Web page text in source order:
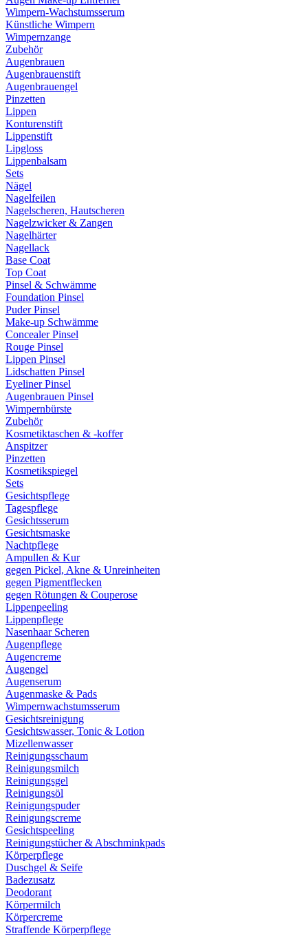
Wimpern-Wachstumsserum
Künstliche Wimpern
Wimpernzange
Zubehör
Augenbrauen
Augenbrauenstift
Augenbrauengel
Pinzetten
Lippen
Konturenstift
Lippenstift
Lipgloss
Lippenbalsam
Sets
Nägel
Nagelfeilen
Nagelscheren, Hautscheren
Nagelzwicker & Zangen
Nagelhärter
Nagellack
Base Coat
Top Coat
Pinsel & Schwämme
Foundation Pinsel
Puder Pinsel
Make-up Schwämme
Concealer Pinsel
Rouge Pinsel
Lippen Pinsel
Lidschatten Pinsel
Eyeliner Pinsel
Augenbrauen Pinsel
Wimpernbürste
Zubehör
Kosmetiktaschen & -koffer
Anspitzer
Pinzetten
Kosmetikspiegel
Sets
Gesichtspflege
Tagespflege
Gesichtsserum
Gesichtsmaske
Nachtpflege
Ampullen & Kur
gegen Pickel, Akne & Unreinheiten
gegen Pigmentflecken
gegen Rötungen & Couperose
Lippenpeeling
Lippenpflege
Nasenhaar Scheren
Augenpflege
Augencreme
Augengel
Augenserum
Augenmaske & Pads
Wimpernwachstumsserum
Gesichtsreinigung
Gesichtswasser, Tonic & Lotion
Mizellenwasser
Reinigungsschaum
Reinigungsmilch
Reinigungsgel
Reinigungsöl
Reinigungspuder
Reinigungscreme
Gesichtspeeling
Reinigungstücher & Abschminkpads
Körperpflege
Duschgel & Seife
Badezusatz
Deodorant
Körpermilch
Körpercreme
Straffende Körperpflege